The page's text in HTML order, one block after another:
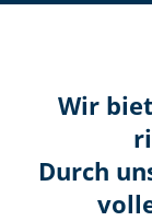
Wir
Durch